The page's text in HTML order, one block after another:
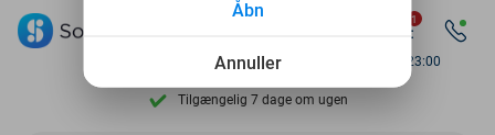
Se flere end 15.000 deals
Tilgængelig 7 dage om ugen
1
Available until 23:00
Annuller
Åbn